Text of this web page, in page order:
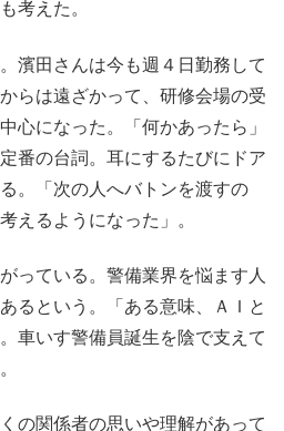
考えた。
濱田さんは今も週４日勤務して
らは遠ざかって、研修会場の受
心になった。「何かあったら」
番の台詞。耳にするたびにドア
。「次の人へバトンを渡すの
えるようになった」。
っている。警備業界を悩ます人
るという。「ある意味、ＡＩと
車いす警備員誕生を陰で支えて
の関係者の思いや理解があって